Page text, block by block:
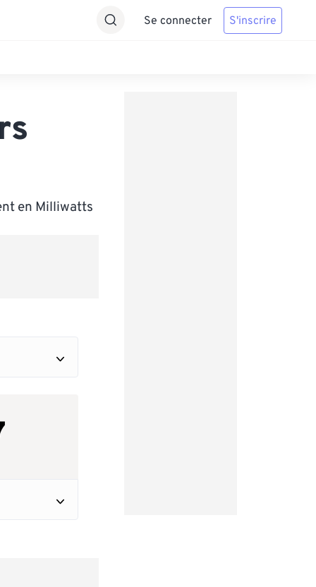
Se connecter S'inscrire
en Milliwatts